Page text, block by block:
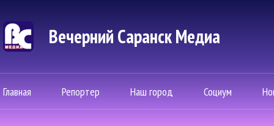
Вечерний Саранск Mедиа
Главная Репортер Наш город Социум